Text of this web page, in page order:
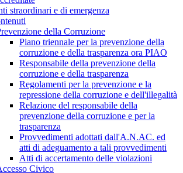
straordinari e di emergenza
della Corruzione
Piano triennale per la prevenzione della
corruzione e della trasparenza ora PIAO
Responsabile della prevenzione della
corruzione e della trasparenza
Regolamenti per la prevenzione e la
repressione della corruzione e dell'illegalità
Relazione del responsabile della
prevenzione della corruzione e per la
trasparenza
Provvedimenti adottati dall'A.N.AC. ed
atti di adeguamento a tali provvedimenti
Atti di accertamento delle violazioni
Civico